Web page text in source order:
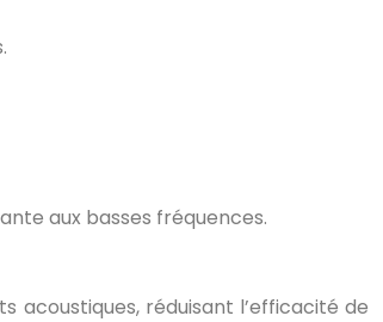
aux basses fréquences.
acoustiques, réduisant l’efficacité de